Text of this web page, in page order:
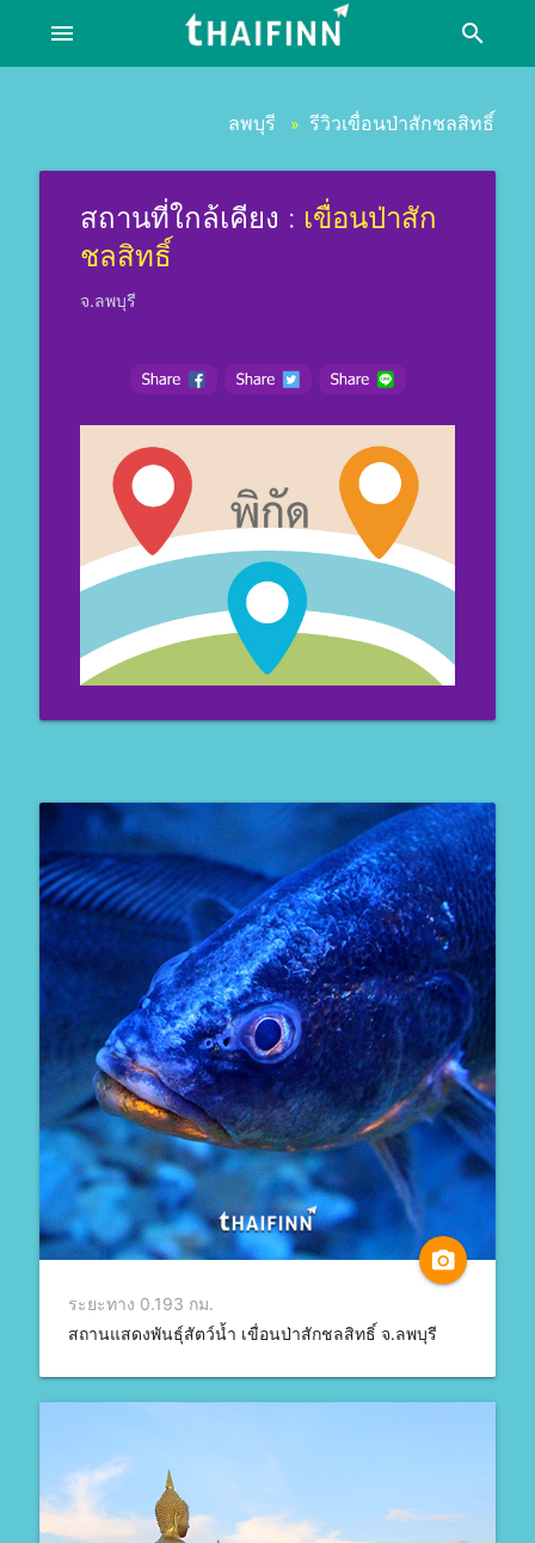
menu search
ลพบุรี » รีวิวเขื่อนป่าสักชลสิทธิ์
สถานที่ใกล้เคียง : เขื่อนป่าสัก
ชลสิทธิ์
จ.ลพบุรี
camera_alt
ระยะทาง 0.193 กม.
สถานแสดงพันธุ์สัตว์น้ำ เขื่อนป่าสักชลสิทธิ์ จ.ลพบุรี